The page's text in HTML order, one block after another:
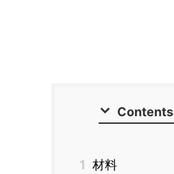
Contents
1 材料